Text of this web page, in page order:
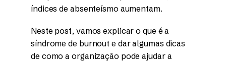
índices de absenteísmo aumentam.
Neste post, vamos explicar o que é a
síndrome de burnout e dar algumas dicas
de como a organização pode ajudar a